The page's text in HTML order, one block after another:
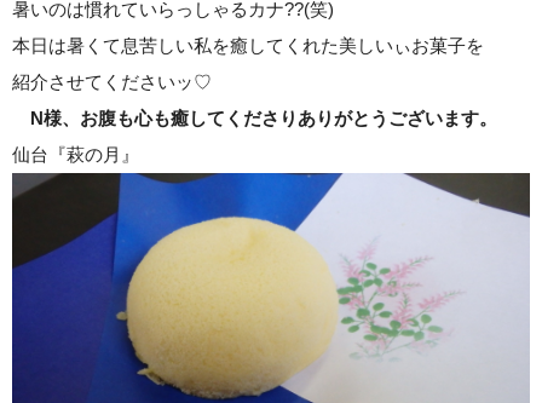
暑いのは慣れていらっしゃるカナ??(笑)
本日は暑くて息苦しい私を癒してくれた美しいぃお菓子を
紹介させてくださいッ♡
N様、お腹も心も癒してくださりありがとうございます。
仙台『萩の月』